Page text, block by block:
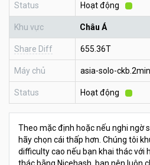
Status Hoạt động
Khu vực Châu Á
Share Diff 655.36T
Máy chủ asia-solo-
Status Hoạt động
Theo mặc định hoặc nếu nghi ngờ
hãy chọn cái thấp hơn. Chúng tôi
difficulty cao nếu bạn khai thác với